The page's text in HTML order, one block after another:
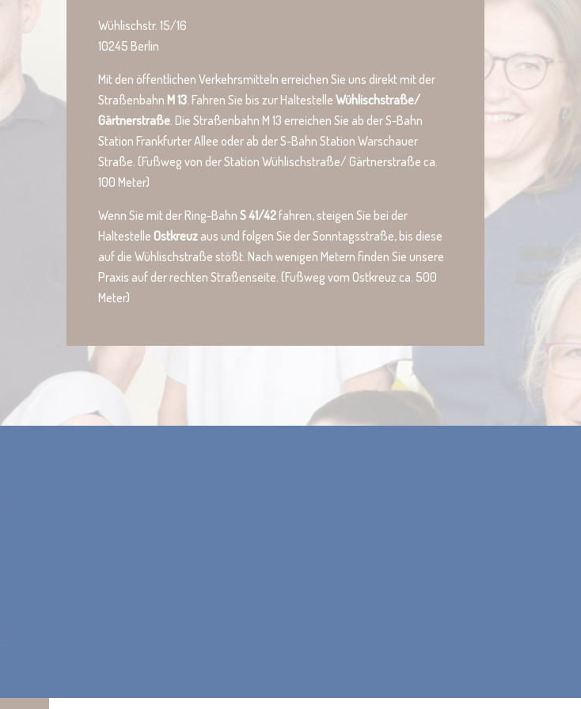
Wühlischstr. 15/16
10245 Berlin
Mit den öffentlichen Verkehrsmitteln erreichen Sie uns direkt mit der
Straßenbahn M 13 . Fahren Sie bis zur Haltestelle Wühlischstraße/
Gärtnerstraße . Die Straßenbahn M 13 erreichen Sie ab der S-Bahn
Station Frankfurter Allee oder ab der S-Bahn Station Warschauer
Straße. (Fußweg von der Station Wühlischstraße/ Gärtnerstraße ca.
100 Meter)
Wenn Sie mit der Ring-Bahn S 41/42 fahren, steigen Sie bei der
Haltestelle Ostkreuz aus und folgen Sie der Sonntagsstraße, bis diese
auf die Wühlischstraße stößt. Nach wenigen Metern finden Sie unsere
Praxis auf der rechten Straßenseite. (Fußweg vom Ostkreuz ca. 500
Meter)